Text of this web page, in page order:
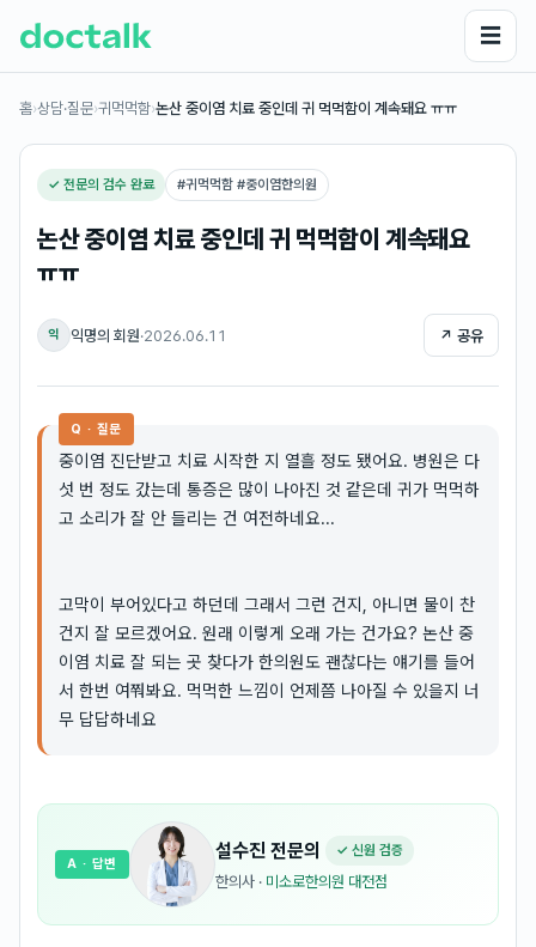
☰
홈›상담·질문›귀먹먹함›논산 중이염 치료 중인데 귀 먹먹함이 계속돼요 ㅠㅠ
✓ 전문의 검수 완료 #귀먹먹함 #중이염한의원
논산 중이염 치료 중인데 귀 먹먹함이 계속돼요
ㅠㅠ
익 익명의 회원·2026.06.11 ↗ 공유
Q · 질문
중이염 진단받고 치료 시작한 지 열흘 정도 됐어요. 병원은 다
섯 번 정도 갔는데 통증은 많이 나아진 것 같은데 귀가 먹먹하
고 소리가 잘 안 들리는 건 여전하네요...
고막이 부어있다고 하던데 그래서 그런 건지, 아니면 물이 찬
건지 잘 모르겠어요. 원래 이렇게 오래 가는 건가요? 논산 중
이염 치료 잘 되는 곳 찾다가 한의원도 괜찮다는 얘기를 들어
서 한번 여쭤봐요. 먹먹한 느낌이 언제쯤 나아질 수 있을지 너
무 답답하네요
설수진 전문의 ✓ 신원 검증
한의사 · 미소로한의원 대전점
A · 답변